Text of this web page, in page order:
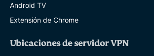
Android TV
Extensión de Chrome
Ubicaciones de servidor VPN